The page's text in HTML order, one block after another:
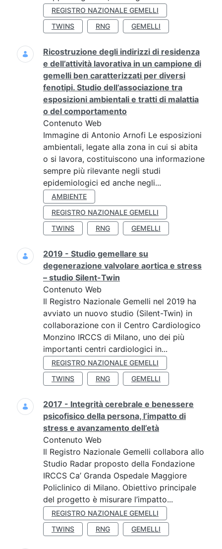
REGISTRO NAZIONALE GEMELLI
TWINS
RNG GEMELLI
Ricostruzione degli indirizzi di residenza
e dell’attività lavorativa in un campione di
gemelli ben caratterizzati per diversi
fenotipi. Studio dell’associazione tra
esposizioni ambientali e tratti di malattia
o del comportamento
Contenuto Web
Immagine di Antonio Arnofi Le esposizioni
ambientali, legate alla zona in cui si abita
o si lavora, costituiscono una informazione
sempre più rilevante negli studi
epidemiologici ed anche negli...
AMBIENTE
REGISTRO NAZIONALE GEMELLI
TWINS
RNG GEMELLI
2019 - Studio gemellare su
degenerazione valvolare aortica e stress
– studio Silent-Twin
Contenuto Web
Il Registro Nazionale Gemelli nel 2019 ha
avviato un nuovo studio (Silent-Twin) in
collaborazione con il Centro Cardiologico
Monzino IRCCS di Milano, uno dei più
importanti centri cardiologici in...
REGISTRO NAZIONALE GEMELLI
TWINS
RNG GEMELLI
2017 - Integrità cerebrale e benessere
psicofisico della persona, l’impatto di
stress e avanzamento dell’età
Contenuto Web
Il Registro Nazionale Gemelli collabora allo
Studio Radar proposto della Fondazione
IRCCS Ca’ Granda Ospedale Maggiore
Policlinico di Milano. Obiettivo principale
del progetto è misurare l’impatto...
REGISTRO NAZIONALE GEMELLI
TWINS
RNG GEMELLI